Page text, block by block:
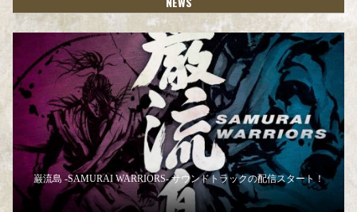
巌流島 -SAMURAI WARRIORS- サウンドトラックの配信スタート！